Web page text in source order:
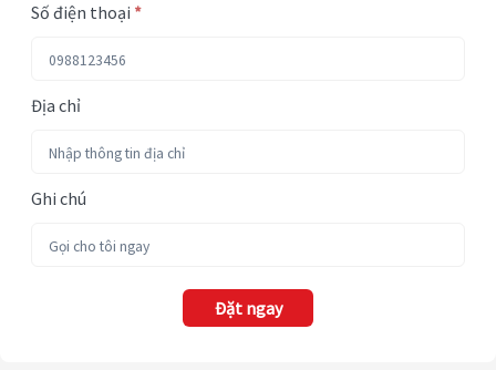
Số điện thoại *
Địa chỉ
Ghi chú
Đặt ngay